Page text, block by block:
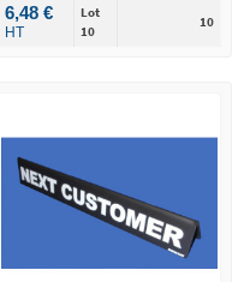
6,48 €
HT
Lot
10
10